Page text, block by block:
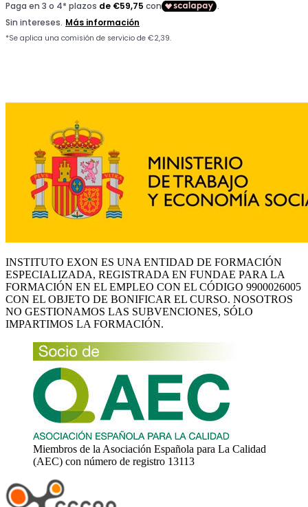
INSTITUTO EXON ES UNA ENTIDAD DE FORMACIÓN
ESPECIALIZADA, REGISTRADA EN FUNDAE PARA LA
FORMACIÓN EN EL EMPLEO CON EL CÓDIGO 9900026005
CON EL OBJETO DE BONIFICAR EL CURSO. NOSOTROS
NO GESTIONAMOS LAS SUBVENCIONES, SÓLO
IMPARTIMOS LA FORMACIÓN.
Miembros de la Asociación Española para La Calidad
(AEC) con número de registro 13113